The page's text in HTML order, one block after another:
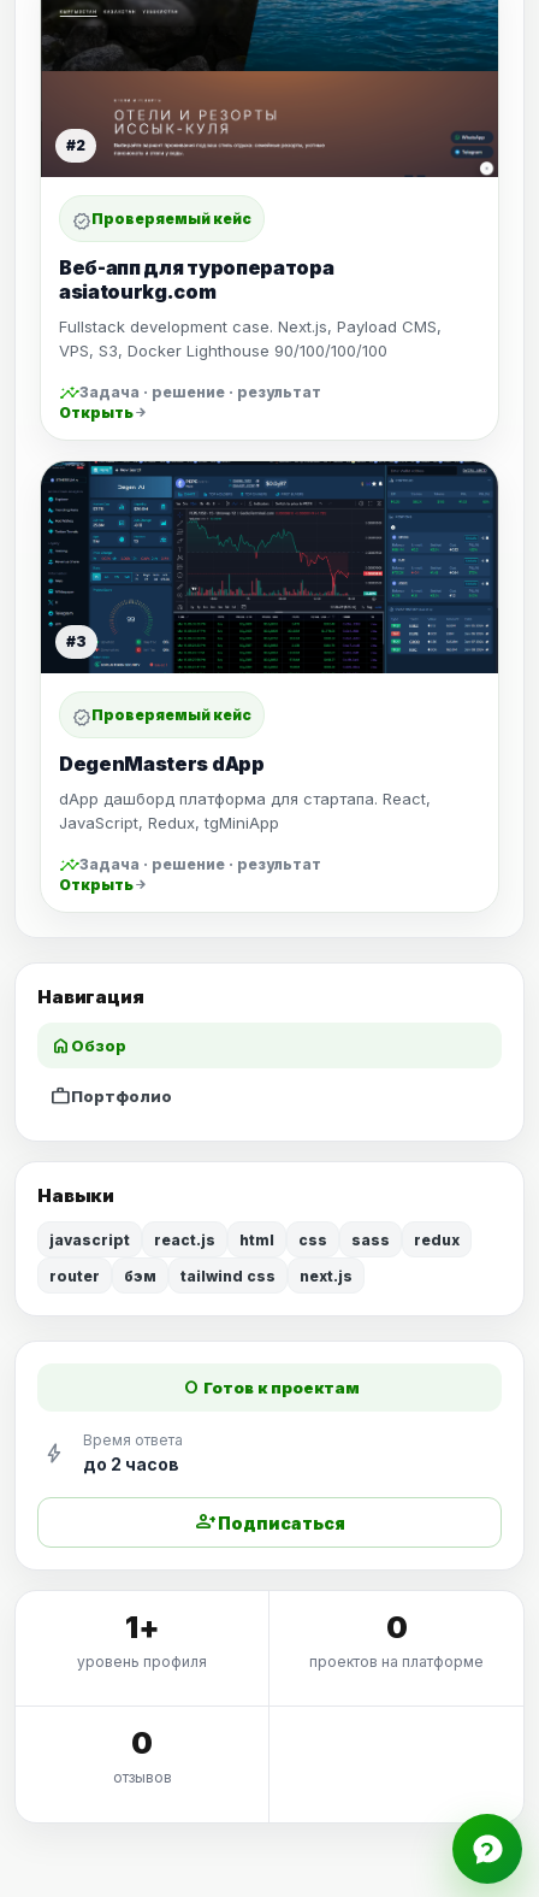
Навигация
home Обзор
workПортфолио
Навыки
javascript react.js html css sass
redux
router
бэм tailwind css next.js
#2
verifiedПроверяемый кейс
Веб-апп для туроператора
asiatourkg.com
Fullstack development case. Next.js, Payload CMS,
VPS, S3, Docker Lighthouse 90/100/100/100
insightsЗадача · решение · результат
Открытьarrow_forward
#3
verifiedПроверяемый кейс
DegenMasters dApp
dApp дашборд платформа для стартапа. React,
JavaScript, Redux, tgMiniApp
insightsЗадача · решение · результат
Открытьarrow_forward
fiber_manual_record Готов к проектам
bolt Время ответа
до 2 часов
person_addПодписаться
1+
уровень профиля
0
проектов на платформе
0
отзывов